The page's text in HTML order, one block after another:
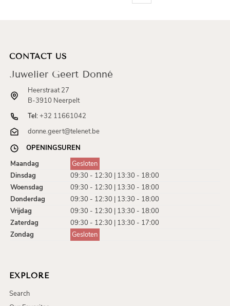
CONTACT US
Juwelier Geert Donné
Heerstraat 27
B-3910 Neerpelt
Tel:+32 11661042
donne.geert@telenet.be
OPENINGSUREN
Maandag
Gesloten
Dinsdag
09:30 - 12:30 | 13:30 - 18:00
Woensdag
09:30 - 12:30 | 13:30 - 18:00
Donderdag
09:30 - 12:30 | 13:30 - 18:00
Vrijdag
09:30 - 12:30 | 13:30 - 18:00
Zaterdag
09:30 - 12:30 | 13:30 - 17:00
Zondag
Gesloten
EXPLORE
Search